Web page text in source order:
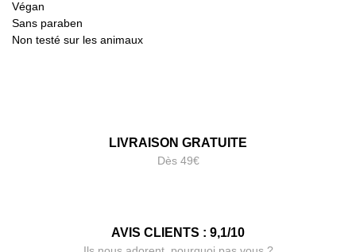
Végan
Sans paraben
Non testé sur les animaux
LIVRAISON GRATUITE
Dès 49€
AVIS CLIENTS : 9,1/10